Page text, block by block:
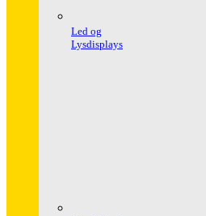
Led og
Lysdisplays